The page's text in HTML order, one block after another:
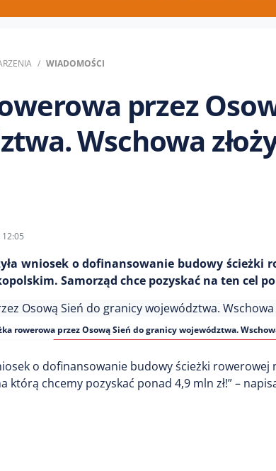
WIADOMOŚCI
przez
Wschowa
wniosek o dofinansowanie budowy ścieżki
Samorząd chce pozyskać na ten cel
rowerowa przez Osową Sień do granicy województwa.
o dofinansowanie budowy ścieżki
którą chcemy pozyskać ponad 4,9 mln zł!” –